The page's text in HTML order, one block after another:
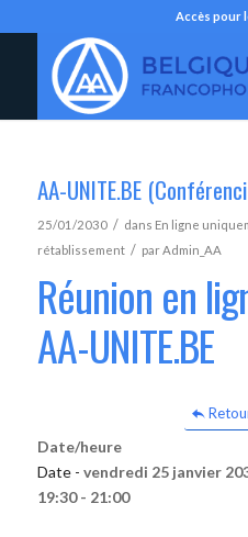
Accès pour
AA-UNITE.BE
25/01/2030 / dans En ligne
rétablissement / parAdmin_AA
Réunion en
AA-UNITE.BE
Date/heure
Date - vendredi 25 janvier
19:30 - 21:00